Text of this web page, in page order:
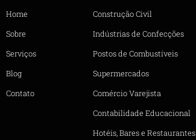
Home
Sobre
Serviços
Blog
Contato
Construção Civil
Indústrias de Confecções
Postos de Combustíveis
Supermercados
Comércio Varejista
Contabilidade Educacional
Hotéis, Bares e Restaurantes